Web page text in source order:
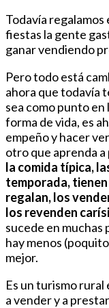
Todavía regalamos
fiestas la gente
ganar vendiendo
Pero todo está
ahora que todavía
sea como punto
forma de vida, es
empeño y hacer
otro que aprenda a
la comida típica,
temporada,
regalan, los
los revenden
sucede en muchas
hay menos
mejor.
Es un turismo rural
a vender y a